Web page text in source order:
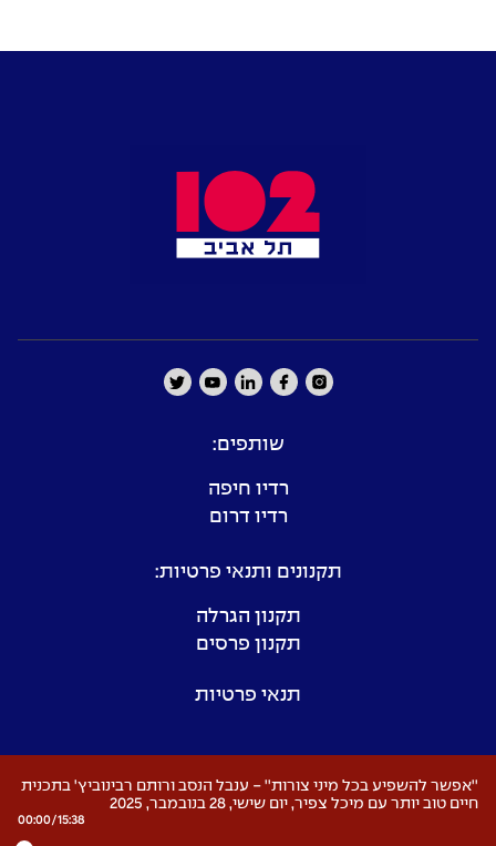
שותפים:
רדיו חיפה
רדיו דרום
תקנונים ותנאי פרטיות:
תקנון הגרלה
תקנון פרסים
תנאי פרטיות
''אפשר להשפיע בכל מיני צורות'' - ענבל הנסב ורותם רבינוביץ' בתכנית
חיים טוב יותר עם מיכל צפיר, יום שישי, 28 בנובמבר, 2025
00:00/15:38